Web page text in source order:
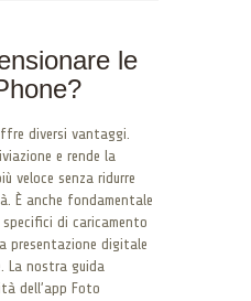
le
diversi vantaggi.
e rende la
veloce senza ridurre
È anche fondamentale
di caricamento
presentazione digitale
La nostra guida
dell’app Foto